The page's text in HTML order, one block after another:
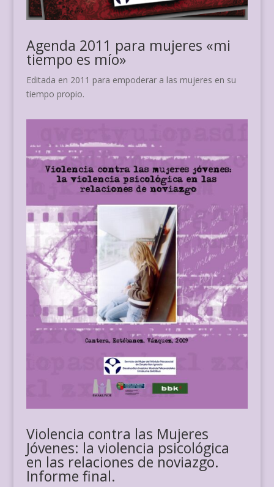
Agenda 2011 para mujeres «mi
tiempo es mío»
Editada en 2011 para empoderar a las mujeres en su
tiempo propio.
Violencia contra las Mujeres
Jóvenes: la violencia psicológica
en las relaciones de noviazgo.
Informe final.